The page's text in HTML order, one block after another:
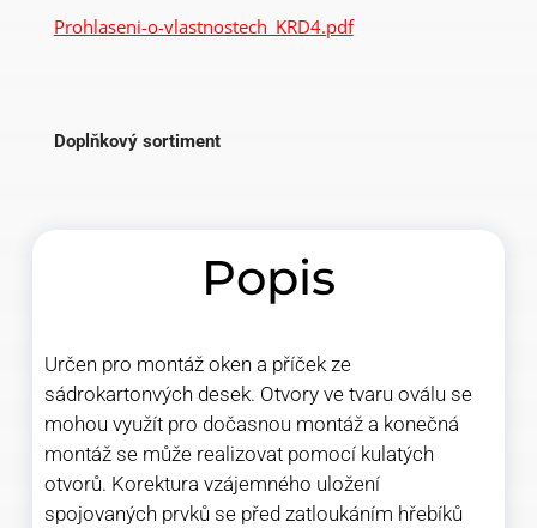
Prohlaseni-o-vlastnostech_KRD4.pdf
Doplňkový sortiment
Popis
Určen pro montáž oken a příček ze
sádrokartonvých desek. Otvory ve tvaru oválu se
mohou využít pro dočasnou montáž a konečná
montáž se může realizovat pomocí kulatých
otvorů. Korektura vzájemného uložení
spojovaných prvků se před zatloukáním hřebíků